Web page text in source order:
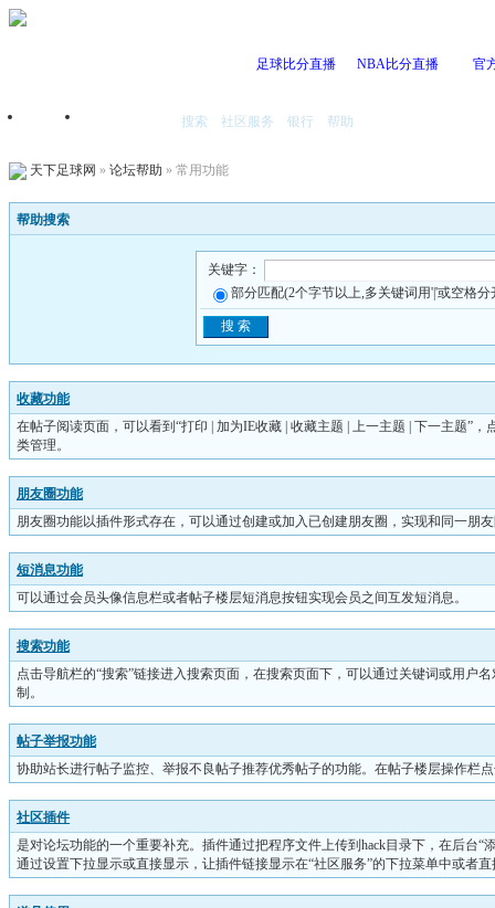
足球比分直播 NBA比分直播 官
首页 搜索 社区服务 银行 帮助
天下足球网 » 论坛帮助 » 常用功能
帮助搜索
关键字：
部分匹配(2个字节以上,多关键词用'|'或空格
收藏功能
在帖子阅读页面，可以看到“打印 | 加为IE收藏 | 收藏主题 | 上一主题 | 下一主题”
类管理。
朋友圈功能
朋友圈功能以插件形式存在，可以通过创建或加入已创建朋友圈，实现和同一朋
短消息功能
可以通过会员头像信息栏或者帖子楼层短消息按钮实现会员之间互发短消息。
搜索功能
点击导航栏的“搜索”链接进入搜索页面，在搜索页面下，可以通过关键词或用户
制。
帖子举报功能
协助站长进行帖子监控、举报不良帖子推荐优秀帖子的功能。在帖子楼层操作栏
社区插件
是对论坛功能的一个重要补充。插件通过把程序文件上传到hack目录下，在后台
通过设置下拉显示或直接显示，让插件链接显示在“社区服务”的下拉菜单中或者